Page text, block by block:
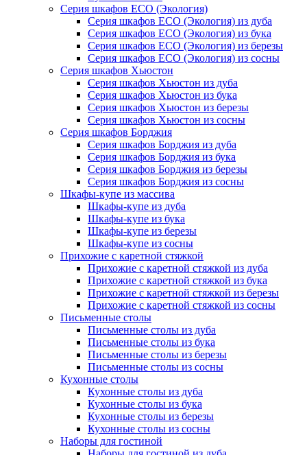
Серия шкафов ECO (Экология)
Серия шкафов ECO (Экология) из дуба
Серия шкафов ECO (Экология) из бука
Серия шкафов ECO (Экология) из березы
Серия шкафов ECO (Экология) из сосны
Серия шкафов Хьюстон
Серия шкафов Хьюстон из дуба
Серия шкафов Хьюстон из бука
Серия шкафов Хьюстон из березы
Серия шкафов Хьюстон из сосны
Серия шкафов Борджия
Серия шкафов Борджия из дуба
Серия шкафов Борджия из бука
Серия шкафов Борджия из березы
Серия шкафов Борджия из сосны
Шкафы-купе из массива
Шкафы-купе из дуба
Шкафы-купе из бука
Шкафы-купе из березы
Шкафы-купе из сосны
Прихожие с каретной стяжкой
Прихожие с каретной стяжкой из дуба
Прихожие с каретной стяжкой из бука
Прихожие с каретной стяжкой из березы
Прихожие с каретной стяжкой из сосны
Письменные столы
Письменные столы из дуба
Письменные столы из бука
Письменные столы из березы
Письменные столы из сосны
Кухонные столы
Кухонные столы из дуба
Кухонные столы из бука
Кухонные столы из березы
Кухонные столы из сосны
Наборы для гостиной